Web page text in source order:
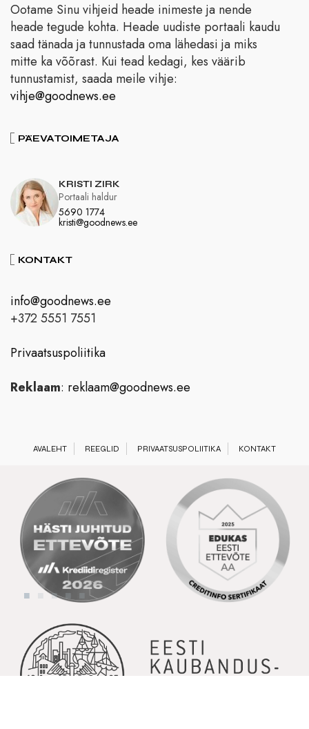
Ootame Sinu vihjeid heade inimeste ja nende
heade tegude kohta. Heade uudiste portaali kaudu
saad tänada ja tunnustada oma lähedasi ja miks
mitte ka võõrast. Kui tead kedagi, kes väärib
tunnustamist, saada meile vihje:
vihje@goodnews.ee
PÄEVATOIMETAJA
KRISTI ZIRK
5690 1774
kristi@goodnews.ee
Portaali haldur
KONTAKT
info@goodnews.ee
+372 5551 7551
Privaatsuspoliitika
Reklaam: reklaam@goodnews.ee
AVALEHT REEGLID PRIVAATSUSPOLIITIKA KONTAKT